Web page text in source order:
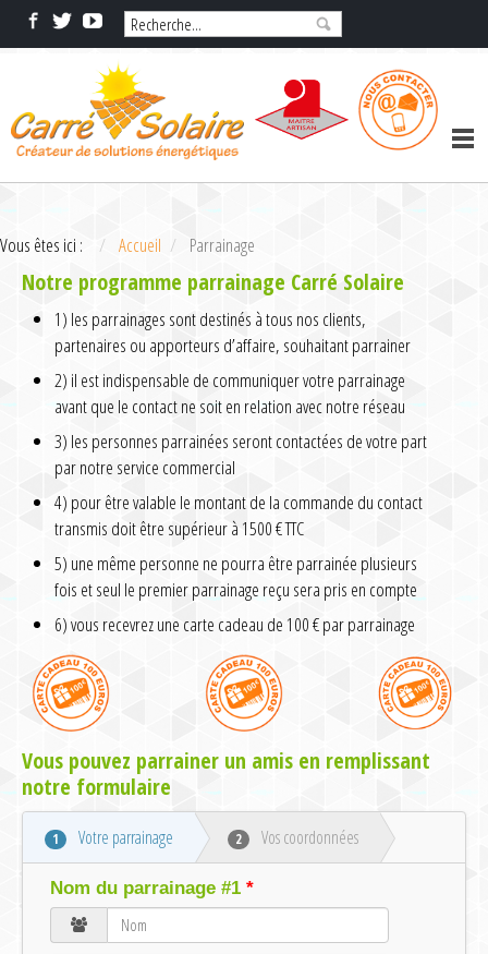
Vous êtes ici : Accueil Parrainage
Notre programme parrainage Carré Solaire
1) les parrainages sont destinés à tous nos clients,
partenaires ou apporteurs d’affaire, souhaitant parrainer
2) il est indispensable de communiquer votre parrainage
avant que le contact ne soit en relation avec notre réseau
3) les personnes parrainées seront contactées de votre part
par notre service commercial
4) pour être valable le montant de la commande du contact
transmis doit être supérieur à 1500 € TTC
5) une même personne ne pourra être parrainée plusieurs
fois et seul le premier parrainage reçu sera pris en compte
6) vous recevrez une carte cadeau de 100 € par parrainage
Vous pouvez parrainer un amis en remplissant
notre formulaire
1 Votre parrainage 2 Vos coordonnées
Nom du parrainage #1